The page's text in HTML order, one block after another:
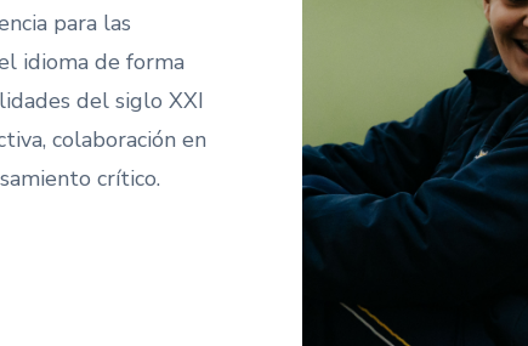
para las
idioma de forma
del siglo XXI
colaboración en
crítico.